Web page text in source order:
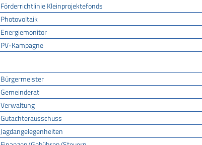
Förderrichtlinie Kleinprojektefonds
Photovoltaik
Energiemonitor
PV-Kampagne
Bürgermeister
Gemeinderat
Verwaltung
Gutachterausschuss
Jagdangelegenheiten